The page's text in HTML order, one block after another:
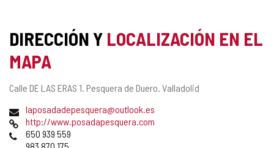
DIRECCIÓN Y LOCALIZACIÓN EN EL
MAPA
Dirección
Calle DE LAS ERAS 1. Pesquera de Duero. Valladolid
Dirección
de
correo
electrónico
laposadadepesquera@outlook.es
Página
Web
http://www.posadapesquera.com
Teléfonos
650 939 559
983 870 175